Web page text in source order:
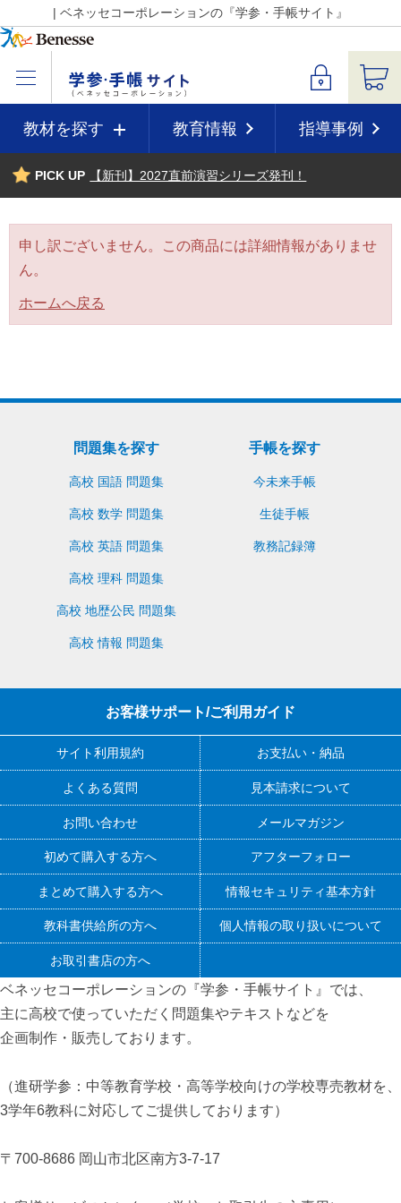
| ベネッセコーポレーションの『学参・手帳サイト』
教材を探す 教育情報 指導事例
PICK UP 【新刊】2027直前演習シリーズ発刊！
申し訳ございません。この商品には詳細情報がありませ
ん。
ホームへ戻る
問題集を探す
高校 国語 問題集
高校 数学 問題集
高校 英語 問題集
高校 理科 問題集
高校 地歴公民 問題集
高校 情報 問題集
手帳を探す
今未来手帳
生徒手帳
教務記録簿
お客様サポート/ご利用ガイド
サイト利用規約 お支払い・納品
よくある質問 見本請求について
お問い合わせ メールマガジン
初めて購入する方へ アフターフォロー
まとめて購入する方へ 情報セキュリティ基本方針
教科書供給所の方へ 個人情報の取り扱いについて
お取引書店の方へ
ベネッセコーポレーションの『学参・手帳サイト』 では、
主に高校で使っていただく問題集やテキストなどを
企画制作・販売しております。
（進研学参：中等教育学校・高等学校向けの学校専売教材を、
3学年6教科に対応してご提供しております）
〒700-8686 岡山市北区南方3-7-17